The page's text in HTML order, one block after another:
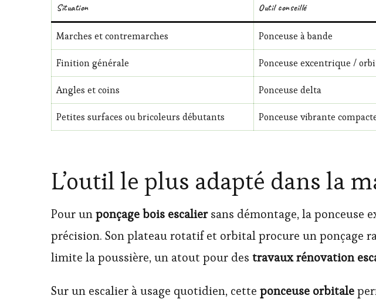
Situation Outil conseillé
Marches et contremarches Ponceuse à bande
Finition générale Ponceuse excentrique /
Angles et coins Ponceuse delta
Petites surfaces ou bricoleurs débutants Ponceuse vibrante
L’outil le plus adapté dans la
Pour unponçage bois escaliersans démontage, la ponceuse
précision. Son plateau rotatif et orbital procure un ponçage
limite la poussière, un atout pour des travaux rénovation
Sur un escalier à usage quotidien, cette ponceuse orbitale